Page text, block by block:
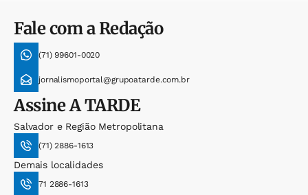
Fale com a Redação
(71) 99601-0020
jornalismoportal@grupoatarde.com.br
AssineA TARDE
Salvador e Região Metropolitana
(71) 2886-1613
Demais localidades
71 2886-1613